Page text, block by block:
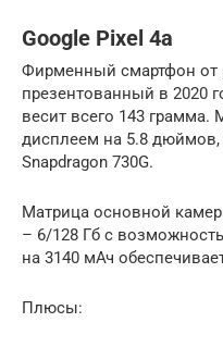
Google Pixel 4a
Фирменный смартфон от
презентованный в 2020
весит всего 143 грамма.
дисплеем на 5.8
Snapdragon 730G.
Матрица основной
– 6/128 Гб с
на 3140 мАч
Плюсы: